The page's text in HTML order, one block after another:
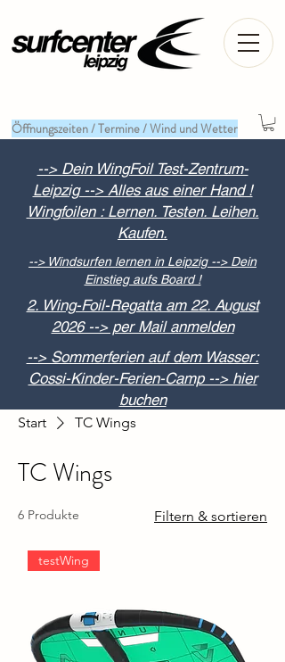
Öffnungszeiten / Termine / Wind und Wetter
--> Dein WingFoil Test-Zentrum-
Leipzig --> Alles aus einer Hand !
Wingfoilen : Lernen. Testen. Leihen.
Kaufen.
--> Windsurfen lernen in Leipzig --> Dein
Einstieg aufs Board !
2. Wing-Foil-Regatta am 22. August
2026 --> per Mail anmelden
--> Sommerferien auf dem Wasser:
Cossi-Kinder-Ferien-Camp --> hier
buchen
Start TC Wings
TC Wings
6 Produkte Filtern & sortieren
testWing